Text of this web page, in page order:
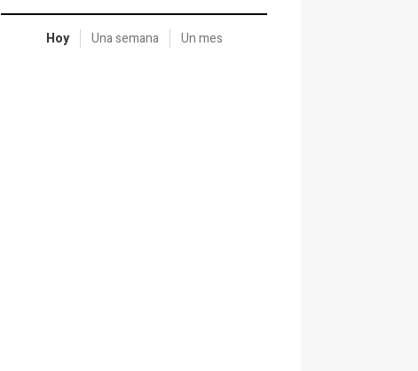
Hoy Una semana Un mes